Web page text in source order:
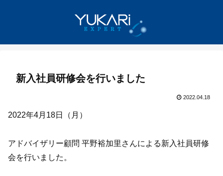
新入社員研修会を行いました
2022.04.18
2022年4月18日（月）
アドバイザリー顧問 平野裕加里さんによる新入社員研修
会を行いました。